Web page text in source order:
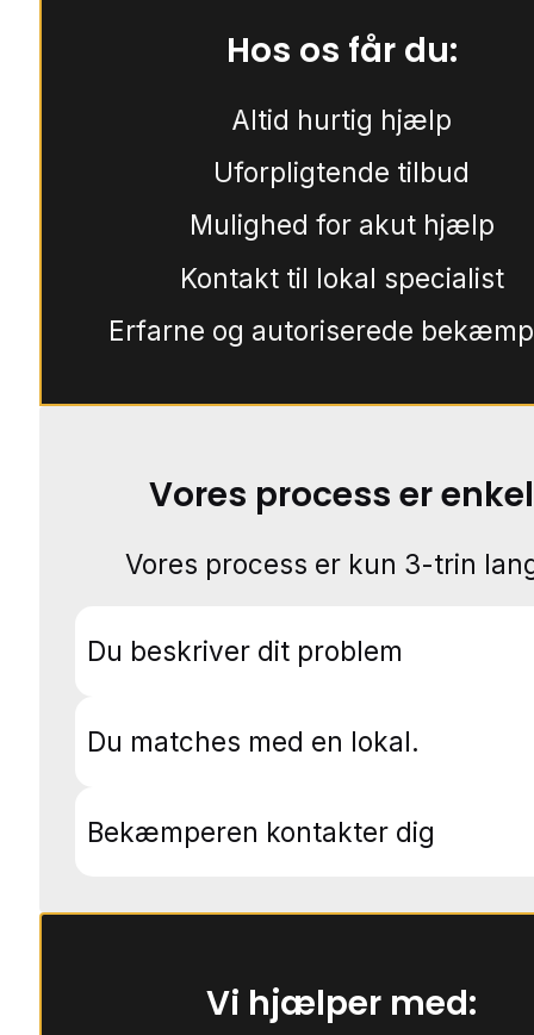
Hos os får du:
Altid hurtig hjælp
Uforpligtende tilbud
Mulighed for akut hjælp
Kontakt til lokal specialist
Erfarne og autoriserede
Vores process er enkel
Vores process er kun 3-trin
Du beskriver dit problem
Du matches med en lokal.
Bekæmperen kontakter dig
Vi hjælper med: